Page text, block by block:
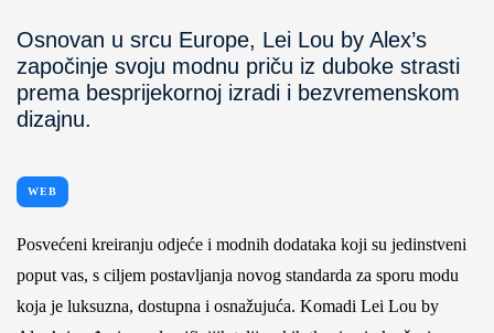
Osnovan u srcu Europe, Lei Lou by Alex’s
započinje svoju modnu priču iz duboke strasti
prema besprijekornoj izradi i bezvremenskom
dizajnu.
WEB
Posvećeni kreiranju odjeće i modnih dodataka koji su jedinstveni
poput vas, s ciljem postavljanja novog standarda za sporu modu
koja je luksuzna, dostupna i osnažujuća. Komadi Lei Lou by